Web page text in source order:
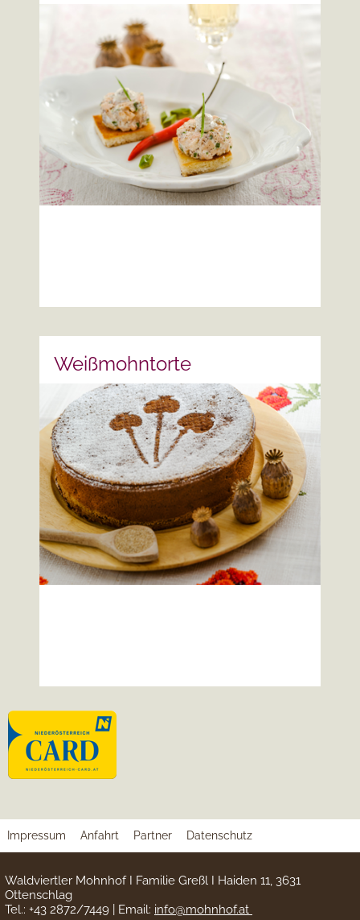
Weißmohntorte
Impressum Anfahrt Partner Datenschutz
Waldviertler Mohnhof I Familie Greßl I Haiden 11, 3631
Ottenschlag
Tel.: +43 2872/7449 | Email: info@mohnhof.at